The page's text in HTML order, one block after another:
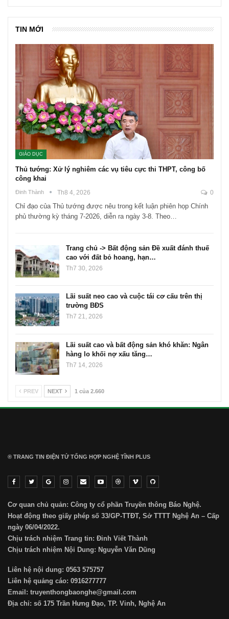
TIN MỚI
GIÁO DỤC
Thủ tướng: Xử lý nghiêm các vụ tiêu cực thi THPT, công bố
công khai
Đinh Thành Th8 4, 2026 0
Chỉ đạo của Thủ tướng được nêu trong kết luận phiên họp Chính
phủ thường kỳ tháng 7-2026, diễn ra ngày 3-8. Theo…
Trang chủ -> Bất động sản Đề xuất đánh thuế
cao với đất bỏ hoang, hạn…
Th7 30, 2026
Lãi suất neo cao và cuộc tái cơ cấu trên thị
trường BĐS
Th7 21, 2026
Lãi suất cao và bất động sản khó khăn: Ngân
hàng lo khối nợ xấu tăng…
Th7 14, 2026
PREV NEXT 1 của 2.660
® TRANG TIN ĐIỆN TỬ ТỔNG HỢP NGHỆ TĨNH PLUS
Cơ quan chủ quản: Công ty cổ phần Truyền thông Báo Nghệ.
Hoạt động theo giấy phép số 33/GP-TTĐT, Sở TTTT Nghệ An – Cấp
ngày 06/04/2022.
Chịu trách nhiệm Trang tin: Đinh Viết Thành
Chịu trách nhiệm Nội Dung: Nguyễn Văn Dũng
Liên hệ nội dung: 0563 575757
Liên hệ quảng cáo: 0916277777
Email: truyenthongbaonghe@gmail.com
Địa chỉ: số 175 Trần Hưng Đạo, TP. Vinh, Nghệ An